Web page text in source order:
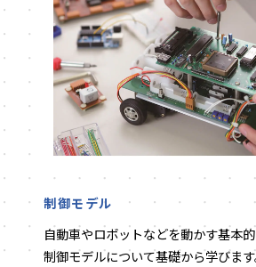
制御モデル
自動車やロボットなどを動かす基本
制御モデルについて基礎から学びます